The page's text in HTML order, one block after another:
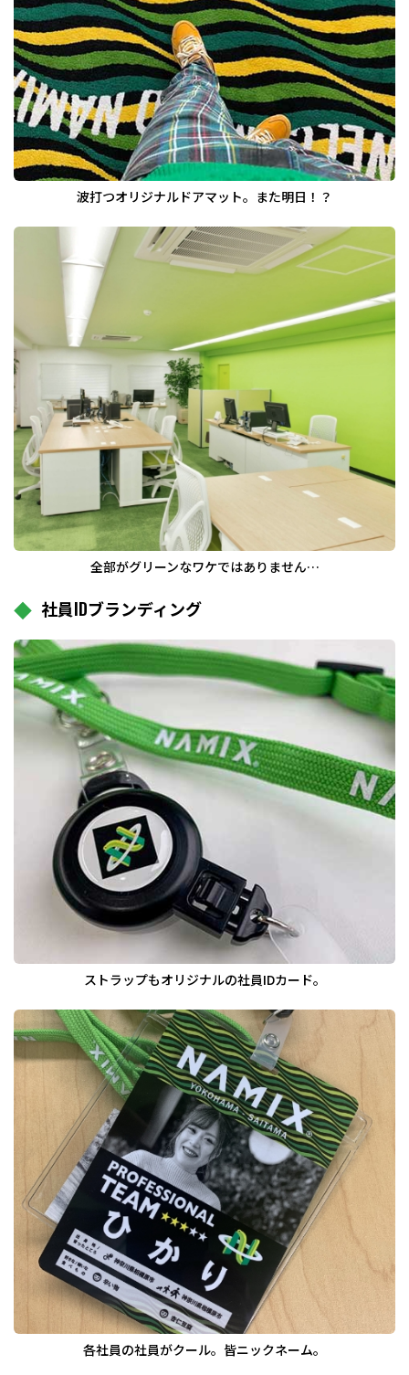
波打つオリジナルドアマット。また明日！？
全部がグリーンなワケではありません…
社員IDブランディング
ストラップもオリジナルの社員IDカード。
各社員の社員がクール。皆ニックネーム。